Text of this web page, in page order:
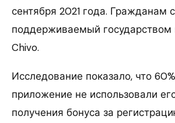
сентября 2021 года. Гражданам
поддерживаемый государством
Chivo.
Исследование показало, что
приложение не использовали
получения бонуса за